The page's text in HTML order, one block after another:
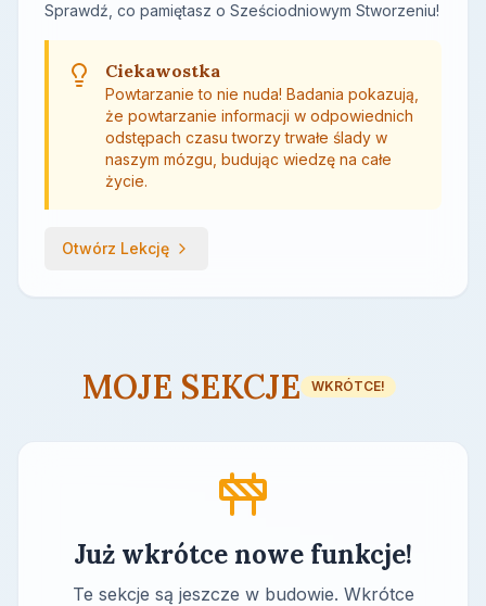
Sprawdź, co pamiętasz o Sześciodniowym Stworzeniu!
Ciekawostka
Powtarzanie to nie nuda! Badania pokazują,
że powtarzanie informacji w odpowiednich
odstępach czasu tworzy trwałe ślady w
naszym mózgu, budując wiedzę na całe
życie.
Otwórz Lekcję
MOJE SEKCJE WKRÓTCE!
Już wkrótce nowe funkcje!
Te sekcje są jeszcze w budowie. Wkrótce